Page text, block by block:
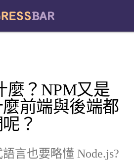
麼？NPM又是
前端與後端都
？
言也要略懂 Node.js?